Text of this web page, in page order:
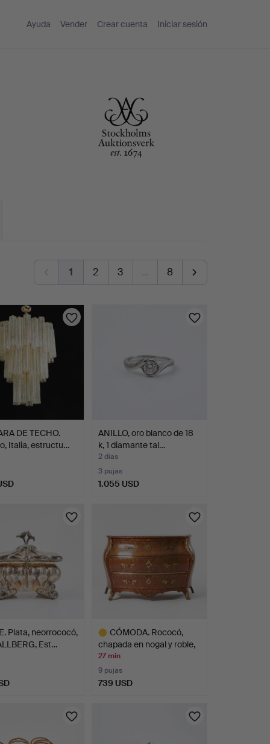
Ayuda Vender Crear cuenta Iniciar sesión
1 2 3 … 8
DE TECHO.
Italia, estructu…
ANILLO, oro blanco de 18
k, 1 diamante tal…
2 días
3 pujas
1.055 USD
Plata, neorrococó,
Est…
CÓMODA. Rococó,
chapada en nogal y roble,
…
27 min
9 pujas
739 USD